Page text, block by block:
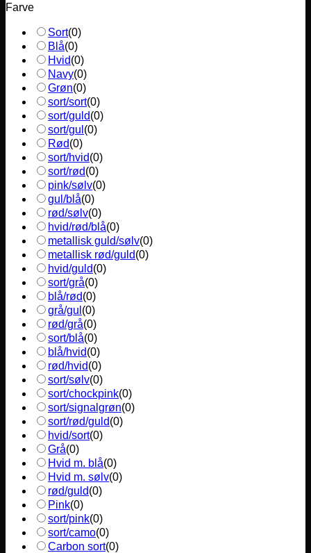
Farve
Sort(0)
Blå(0)
Hvid(0)
Navy(0)
Grøn(0)
sort/sort(0)
sort/guld(0)
sort/gul (0)
Rød(0)
sort/hvid(0)
sort/rød(0)
pink/sølv(0)
gul/blå(0)
rød/sølv(0)
hvid/rød/blå(0)
metallisk guld/sølv(0)
metallisk rød/guld(0)
hvid/guld(0)
sort/grå(0)
blå/rød(0)
grå/gul (0)
rød/grå(0)
sort/blå(0)
blå/hvid(0)
rød/hvid(0)
sort/sølv(0)
sort/chockpink(0)
sort/signalgrøn(0)
sort/rød/guld(0)
hvid/sort(0)
Grå(0)
Hvid m. blå(0)
Hvid m. sølv(0)
rød/guld(0)
Pink(0)
sort/pink(0)
sort/camo(0)
Carbon sort(0)